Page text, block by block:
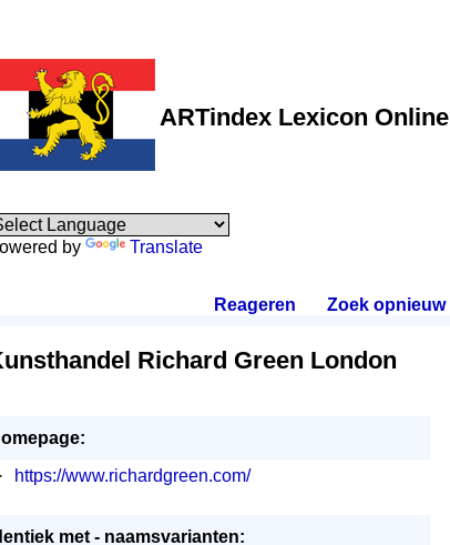
ARTindex Lexicon Online
by Translate
Reageren Zoek opnieuw.
Richard Green London
·
https://www.richardgreen.com/
met - naamsvarianten: